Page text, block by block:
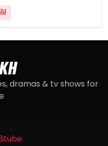
ស
dramas & tv shows for